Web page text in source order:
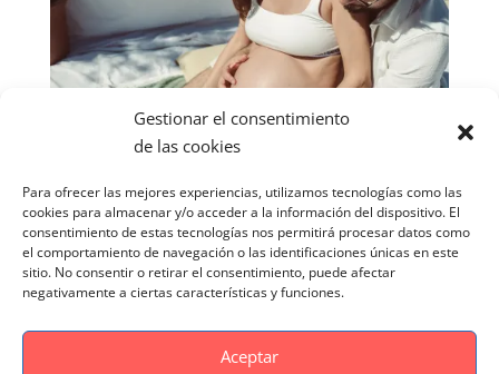
Gestionar el consentimiento
de las cookies
Para ofrecer las mejores experiencias, utilizamos tecnologías como las
cookies para almacenar y/o acceder a la información del dispositivo. El
consentimiento de estas tecnologías nos permitirá procesar datos como
el comportamiento de navegación o las identificaciones únicas en este
sitio. No consentir o retirar el consentimiento, puede afectar
negativamente a ciertas características y funciones.
Aceptar